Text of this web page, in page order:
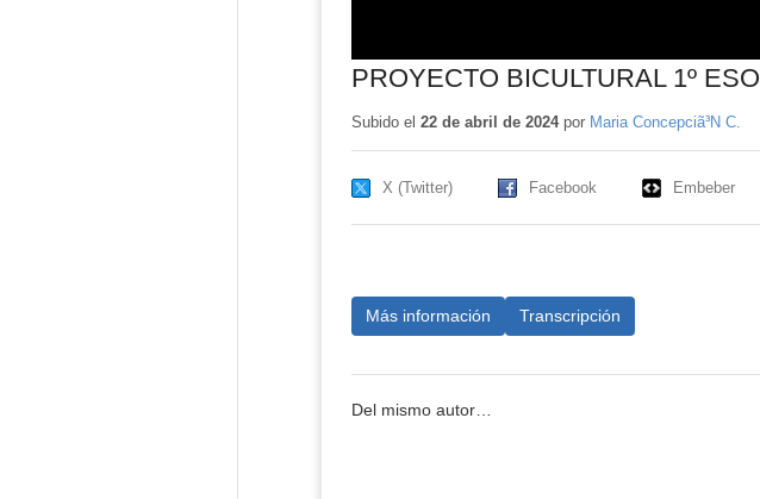
PROYECTO BICULTURAL 1º ESO
Subido el 22 de abril de 2024por Maria Concepciã³N C.
X (Twitter) Facebook Embeber
Más información Transcripción
Del mismo autor…